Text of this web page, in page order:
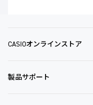
CASIOオンラインストア
製品サポート